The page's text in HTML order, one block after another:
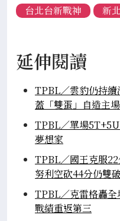
台北台新戰神
新
延伸閱讀
TPBL／雲豹仍持
蓋「雙蛋」自造主場
TPBL／單場
夢想家
TPBL／國王克服
努利空砍44分仍雙
TPBL／克雷格轟全
戰績重返第三